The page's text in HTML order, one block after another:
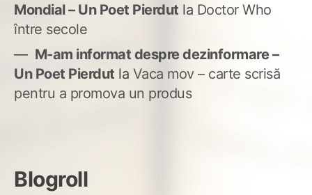
Mondial – Un Poet Pierdut la Doctor Who
între secole
M-am informat despre dezinformare –
Un Poet Pierdut la Vaca mov – carte scrisă
pentru a promova un produs
Blogroll